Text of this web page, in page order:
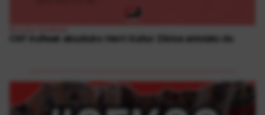
CNT Iruñeak abuztuko Herri Kultur Zikloa antolatu du